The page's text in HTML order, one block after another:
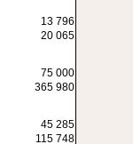
13 796
20 065
75 000
365 980
45 285
115 748